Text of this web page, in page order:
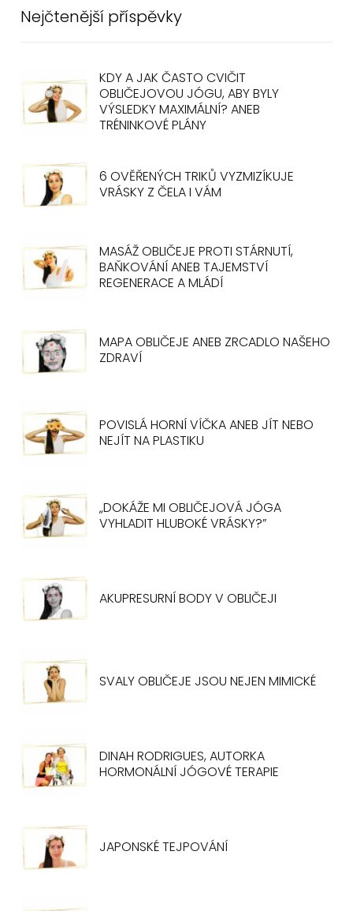
Nejčtenější příspěvky
KDY A JAK ČASTO CVIČIT
OBLIČEJOVOU JÓGU, ABY BYLY
VÝSLEDKY MAXIMÁLNÍ? ANEB
TRÉNINKOVÉ PLÁNY
6 OVĚŘENÝCH TRIKŮ VYZMIZÍKUJE
VRÁSKY Z ČELA I VÁM
MASÁŽ OBLIČEJE PROTI STÁRNUTÍ,
BAŇKOVÁNÍ ANEB TAJEMSTVÍ
REGENERACE A MLÁDÍ
MAPA OBLIČEJE ANEB ZRCADLO NAŠEHO
ZDRAVÍ
POVISLÁ HORNÍ VÍČKA ANEB JÍT NEBO
NEJÍT NA PLASTIKU
„DOKÁŽE MI OBLIČEJOVÁ JÓGA
VYHLADIT HLUBOKÉ VRÁSKY?”
AKUPRESURNÍ BODY V OBLIČEJI
SVALY OBLIČEJE JSOU NEJEN MIMICKÉ
DINAH RODRIGUES, AUTORKA
HORMONÁLNÍ JÓGOVÉ TERAPIE
JAPONSKÉ TEJPOVÁNÍ